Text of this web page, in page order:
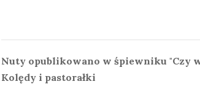
Nuty opublikowano w śpiewniku "Czy
Kolędy i pastorałki